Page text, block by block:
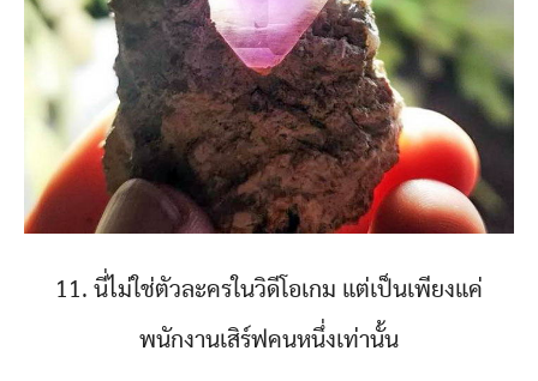
11. นี่ไม่ใช่ตัวละครในวิดีโอเกม แต่เป็นเพียงแค่
พนักงานเสิร์ฟคนหนึ่งเท่านั้น